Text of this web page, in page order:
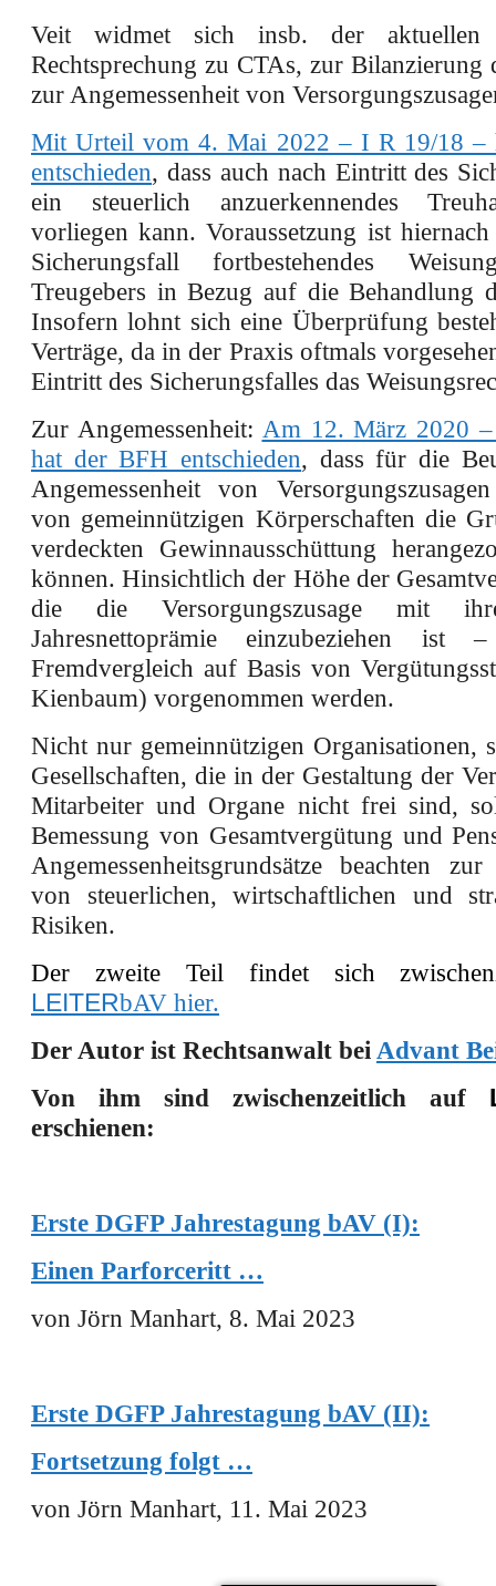
Veit widmet sich insb. der aktuellen
Rechtsprechung zu CTAs, zur Bilanzierung
zur Angemessenheit von
Mit Urteil vom 4. Mai 2022 – I R 19/18 –
entschieden, dass auch nach Eintritt des
ein steuerlich anzuerkennendes
vorliegen kann. Voraussetzung ist
Sicherungsfall fortbestehendes
Treugebers in Bezug auf die Behandlung
Insofern lohnt sich eine Überprüfung
Verträge, da in der Praxis oftmals
Eintritt des Sicherungsfalles das
Zur Angemessenheit: Am 12. März 2020
hat der BFH entschieden, dass für die
Angemessenheit von
von gemeinnützigen Körperschaften die
verdeckten Gewinnausschüttung
können. Hinsichtlich der Höhe der
die die Versorgungszusage mit
Jahresnettoprämie einzubeziehen
Fremdvergleich auf Basis von
Kienbaum) vorgenommen werden.
Nicht nur gemeinnützigen Organisationen,
Gesellschaften, die in der Gestaltung der
Mitarbeiter und Organe nicht frei sind,
Bemessung von Gesamtvergütung und
Angemessenheitsgrundsätze beachten
von steuerlichen, wirtschaftlichen und
Risiken.
Der zweite Teil findet sich
LEITERbAV hier.
Der Autor ist Rechtsanwalt beiAdvant
Von ihm sind zwischenzeitlich auf
erschienen:
Erste DGFP Jahrestagung bAV (I):
Einen Parforceritt …
von Jörn Manhart, 8. Mai 2023
Erste DGFP Jahrestagung bAV (II):
Fortsetzung folgt …
von Jörn Manhart, 11. Mai 2023